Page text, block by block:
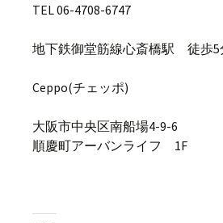
TEL 06-4708-6747
地下鉄御堂筋線心斎橋駅 徒歩5
Ceppo(チェッポ)
大阪市中央区南船場4-9-6
順慶町アーバンライフ 1F